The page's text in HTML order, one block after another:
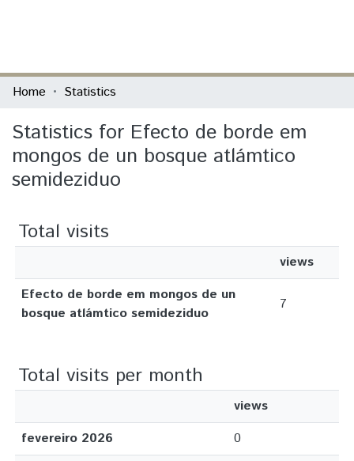
Communities & Collections
All of DSpace
Home Statistics
Statistics for Efecto de borde em
mongos de un bosque atlámtico
semideziduo
Total visits
views
Efecto de borde em mongos de un
bosque atlámtico semideziduo
7
Total visits per month
views
fevereiro 2026
0